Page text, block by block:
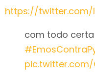
https://twitter.com/
com todo
pic.twitter.com/